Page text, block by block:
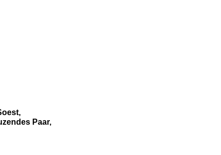
Paar,